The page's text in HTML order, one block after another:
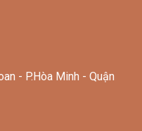
- P.Hòa Minh - Quận